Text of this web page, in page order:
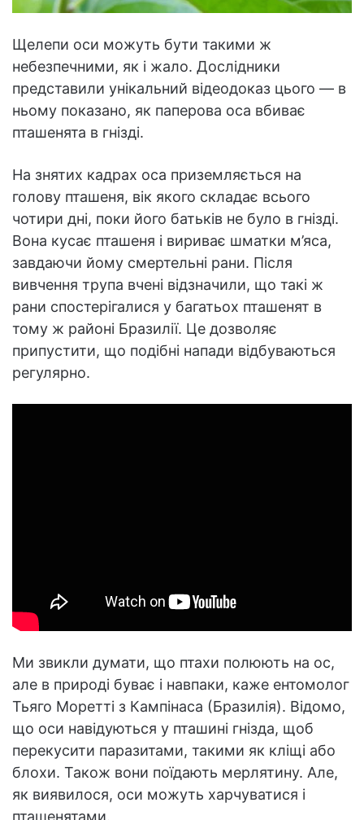
Щелепи оси можуть бути такими ж
небезпечними, як і жало. Дослідники
представили унікальний відеодоказ цього — в
ньому показано, як паперова оса вбиває
пташенята в гнізді.
На знятих кадрах оса приземляється на
голову пташеня, вік якого складає всього
чотири дні, поки його батьків не було в гнізді.
Вона кусає пташеня і вириває шматки м’яса,
завдаючи йому смертельні рани. Після
вивчення трупа вчені відзначили, що такі ж
рани спостерігалися у багатьох пташенят в
тому ж районі Бразилії. Це дозволяє
припустити, що подібні напади відбуваються
регулярно.
Ми звикли думати, що птахи полюють на ос,
але в природі буває і навпаки, каже ентомолог
Тьяго Моретті з Кампінаса (Бразилія). Відомо,
що оси навідуються у пташині гнізда, щоб
перекусити паразитами, такими як кліщі або
блохи. Також вони поїдають мерлятину. Але,
як виявилося, оси можуть харчуватися і
пташенятами.